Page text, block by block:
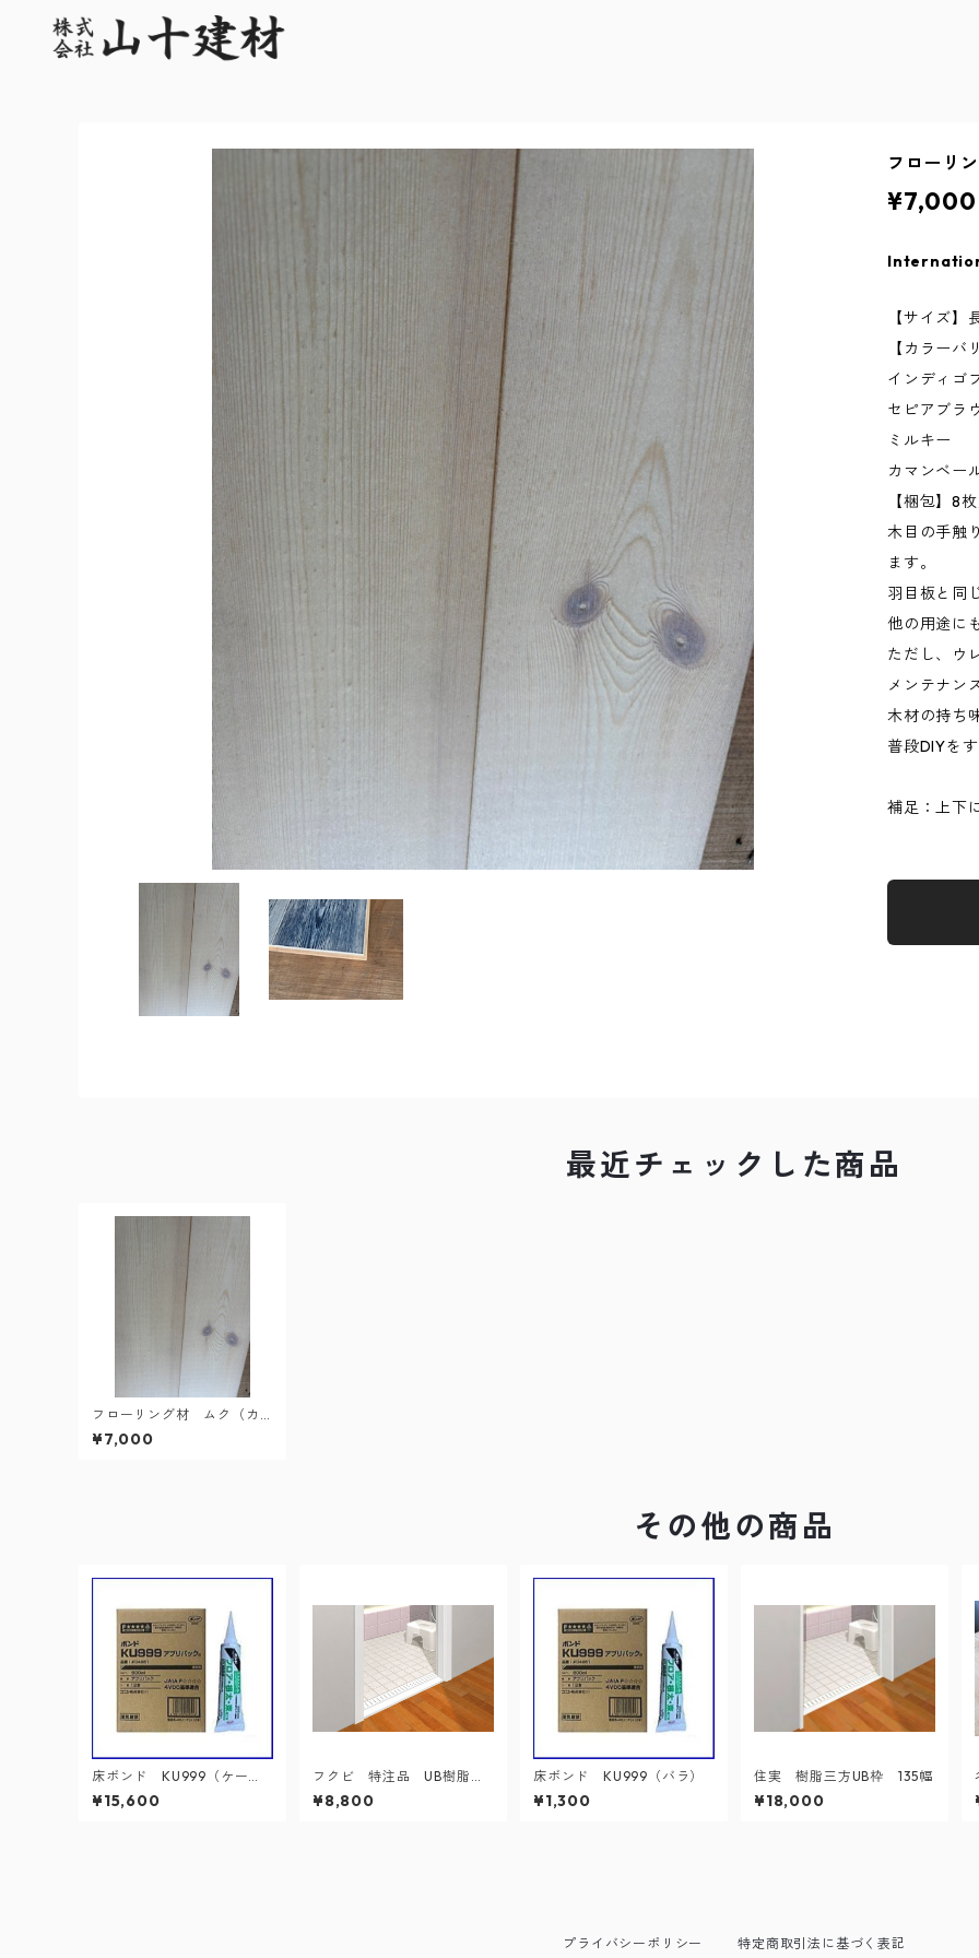
フローリ
¥7,000
【サイズ】
【カラーバ
インディゴ
セピアブラ
ミルキー
カマンベー
【梱包】8
木目の手触
ます。
羽目板と同
他の用途に
ただし、ウ
メンテナン
木材の持ち
普段DIYを
補足：上下
最近チェックした商品
フローリング材 ムク（カ
マンベール）
¥7,000
その他の商品
床ボンド KU999（ケー
ス）
¥15,600
フクビ 特注品 UB樹脂
枠 開口4方枠
¥8,800
床ボンド KU999（バラ）
¥1,300
住実 樹脂三方UB枠 135幅
¥18,000
プライバシーポリシー 特定商取引法に基づく表記